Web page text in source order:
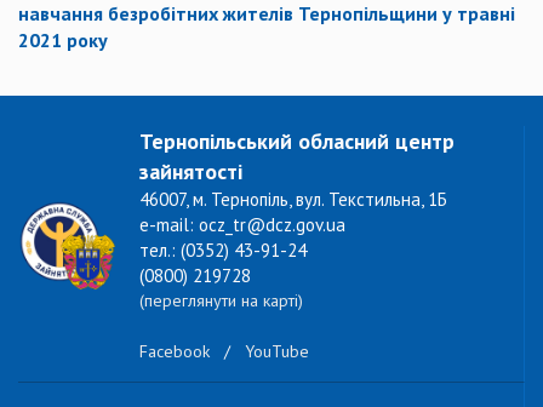
навчання безробітних жителів Тернопільщини у травні
2021 року
Тернопільський обласний центр
зайнятості
46007, м. Тернопіль, вул. Текстильна, 1Б
e-mail: ocz_tr@dcz.gov.ua
тел.: (0352) 43-91-24
(0800) 219728
(переглянути на карті)
Facebook / YouTube